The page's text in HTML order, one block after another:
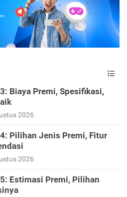
Biaya Premi, Spesifikasi,
2026
Pilihan Jenis Premi, Fitur
2026
Estimasi Premi, Pilihan